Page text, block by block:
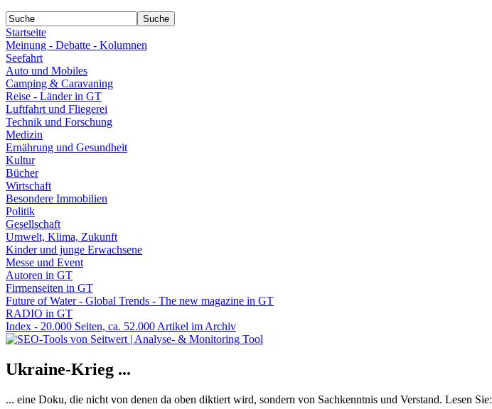
Startseite
Meinung - Debatte - Kolumnen
Seefahrt
Auto und Mobiles
Camping & Caravaning
Reise - Länder in GT
Luftfahrt und Fliegerei
Technik und Forschung
Medizin
Ernährung und Gesundheit
Kultur
Bücher
Wirtschaft
Besondere Immobilien
Politik
Gesellschaft
Umwelt, Klima, Zukunft
Kinder und junge Erwachsene
Messe und Event
Autoren in GT
Firmenseiten in GT
Future of Water - Global Trends - The new magazine in GT
RADIO in GT
Index - 20.000 Seiten, ca. 52.000 Artikel im Archiv
Ukraine-Krieg ...
... eine Doku, die nicht von denen da oben diktiert wird, sondern von Sachkenntnis und Verstand. Lesen Sie: